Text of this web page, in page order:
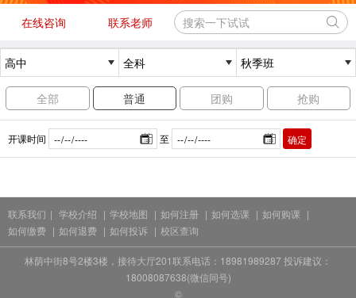
在线咨询 联系老师
全部 普通 团购 抢购
开课时间 至 确定
联系我们 | 学校介绍 | 学校地图 | 如何注册 | 如何选课 | 如何购课 |
如何缴费 | 如何退费 | 如何投诉 | 校区查询
林荫中街8号2楼3楼，接待大厅201联系电话：18981989287 投诉建议：
18008087638(微信同号)
©